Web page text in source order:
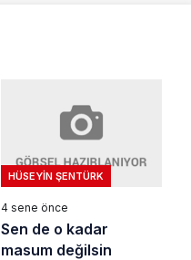
HÜSEYIN ŞENTÜRK
4 sene önce
Sen de o kadar
masum değilsin